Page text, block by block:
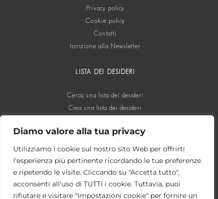
Diamo valore alla tua privacy
Utilizziamo i cookie sul nostro sito Web per offrirti
l'esperienza più pertinente ricordando le tue preferenze
e ripetendo le visite. Cliccando su "Accetta tutto",
acconsenti all'uso di TUTTI i cookie. Tuttavia, puoi
rifiutare e visitare "Impostazioni cookie" per fornire un
Privacy policy
Cookie policy
Contatti
Iscrizione alla Newsletter
LISTA DEI DESIDERI
Cerca una lista dei desideri
Crea una lista dei desideri
SOCIAL